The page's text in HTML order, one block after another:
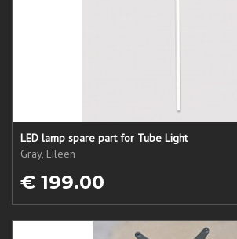
LED lamp spare part for Tube Light
Gray, Eileen
€ 199.00